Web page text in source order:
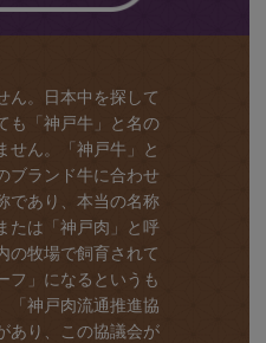
ん。日本中を探して
も「神戸牛」と名の
せん。「神戸牛」と
ブランド牛に合わせ
であり、本当の名称
たは「神戸肉」と呼
の牧場で飼育されて
フ」になるというも
「神戸肉流通推進協
あり、この協議会が